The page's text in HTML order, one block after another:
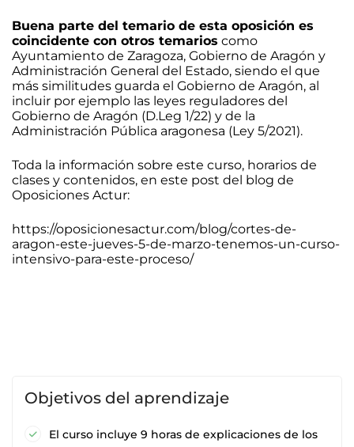
Buena parte del temario de esta oposición es
coincidente con otros temarios como
Ayuntamiento de Zaragoza, Gobierno de Aragón y
Administración General del Estado, siendo el que
más similitudes guarda el Gobierno de Aragón, al
incluir por ejemplo las leyes reguladores del
Gobierno de Aragón (D.Leg 1/22) y de la
Administración Pública aragonesa (Ley 5/2021).
Toda la información sobre este curso, horarios de
clases y contenidos, en este post del blog de
Oposiciones Actur:
https://oposicionesactur.com/blog/cortes-de-
aragon-este-jueves-5-de-marzo-tenemos-un-curso-
intensivo-para-este-proceso/
Objetivos del aprendizaje
El curso incluye 9 horas de explicaciones de los